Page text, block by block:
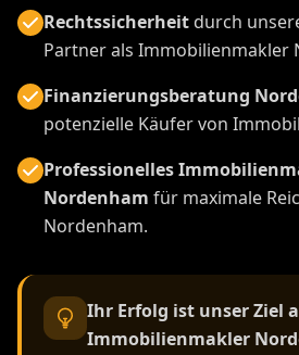
Rechtssicherheitdurch
Partner als Immobilienmakler
Finanzierungsberatung
potenzielle Käufer von
Professionelles
Nordenham für maximale
Nordenham.
Ihr Erfolg ist unser Ziel
Immobilienmakler